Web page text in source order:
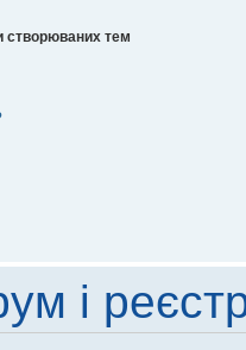
створюваних тем
і